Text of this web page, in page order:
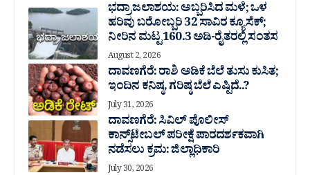
ಭದ್ರಾ ಜಲಾಶಯ: ಅಬ್ಬರಿಸಿದ ಮಳೆ; ಒಳ
ಹರಿವು ಬರೋಬ್ಬರಿ 32 ಸಾವಿರ‌ ಕ್ಯೂಸೆಕ್;
ನೀರಿನ ಮಟ್ಟ 160.3 ಅಡಿ-ರೈತರಲ್ಲಿ ಸಂತಸ
August 2, 2026
ದಾವಣಗೆರೆ: ರಾಶಿ ಅಡಿಕೆ ಬೆಲೆ ತುಸು‌ ಕುಸಿತ;
ಇಂದಿನ ಕನಿಷ್ಠ, ಗರಿಷ್ಠ ಬೆಲೆ ಎಷ್ಟಿದೆ..?
July 31, 2026
ದಾವಣಗೆರೆ: ಸಿವಿಲ್ ಪೊಲೀಸ್
ಕಾನ್ಸ್‌ಟೇಬಲ್ ಪರೀಕ್ಷೆ ಪಾರದರ್ಶಕವಾಗಿ
ನಡೆಸಲು ಕ್ರಮ: ಜಿಲ್ಲಾಧಿಕಾರಿ
July 30, 2026